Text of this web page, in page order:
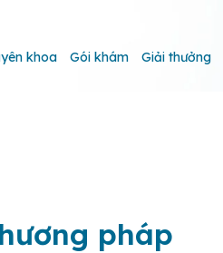
khoa Gói khám Giải thưởng
pháp